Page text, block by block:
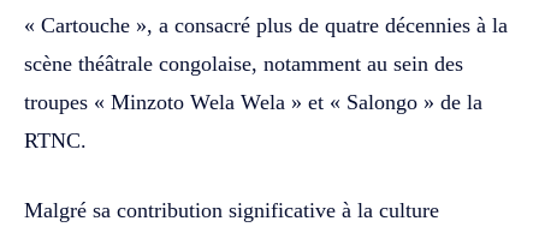
« Cartouche », a consacré plus de quatre décennies à la
scène théâtrale congolaise, notamment au sein des
troupes « Minzoto Wela Wela » et « Salongo » de la
RTNC.
Malgré sa contribution significative à la culture